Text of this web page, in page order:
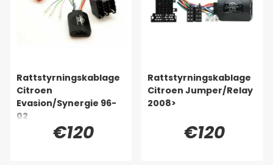
Rattstyrningskablage
Citroen
Evasion/Synergie 96-
02
€120
Rattstyrningskablage
Citroen Jumper/Relay
2008>
€120